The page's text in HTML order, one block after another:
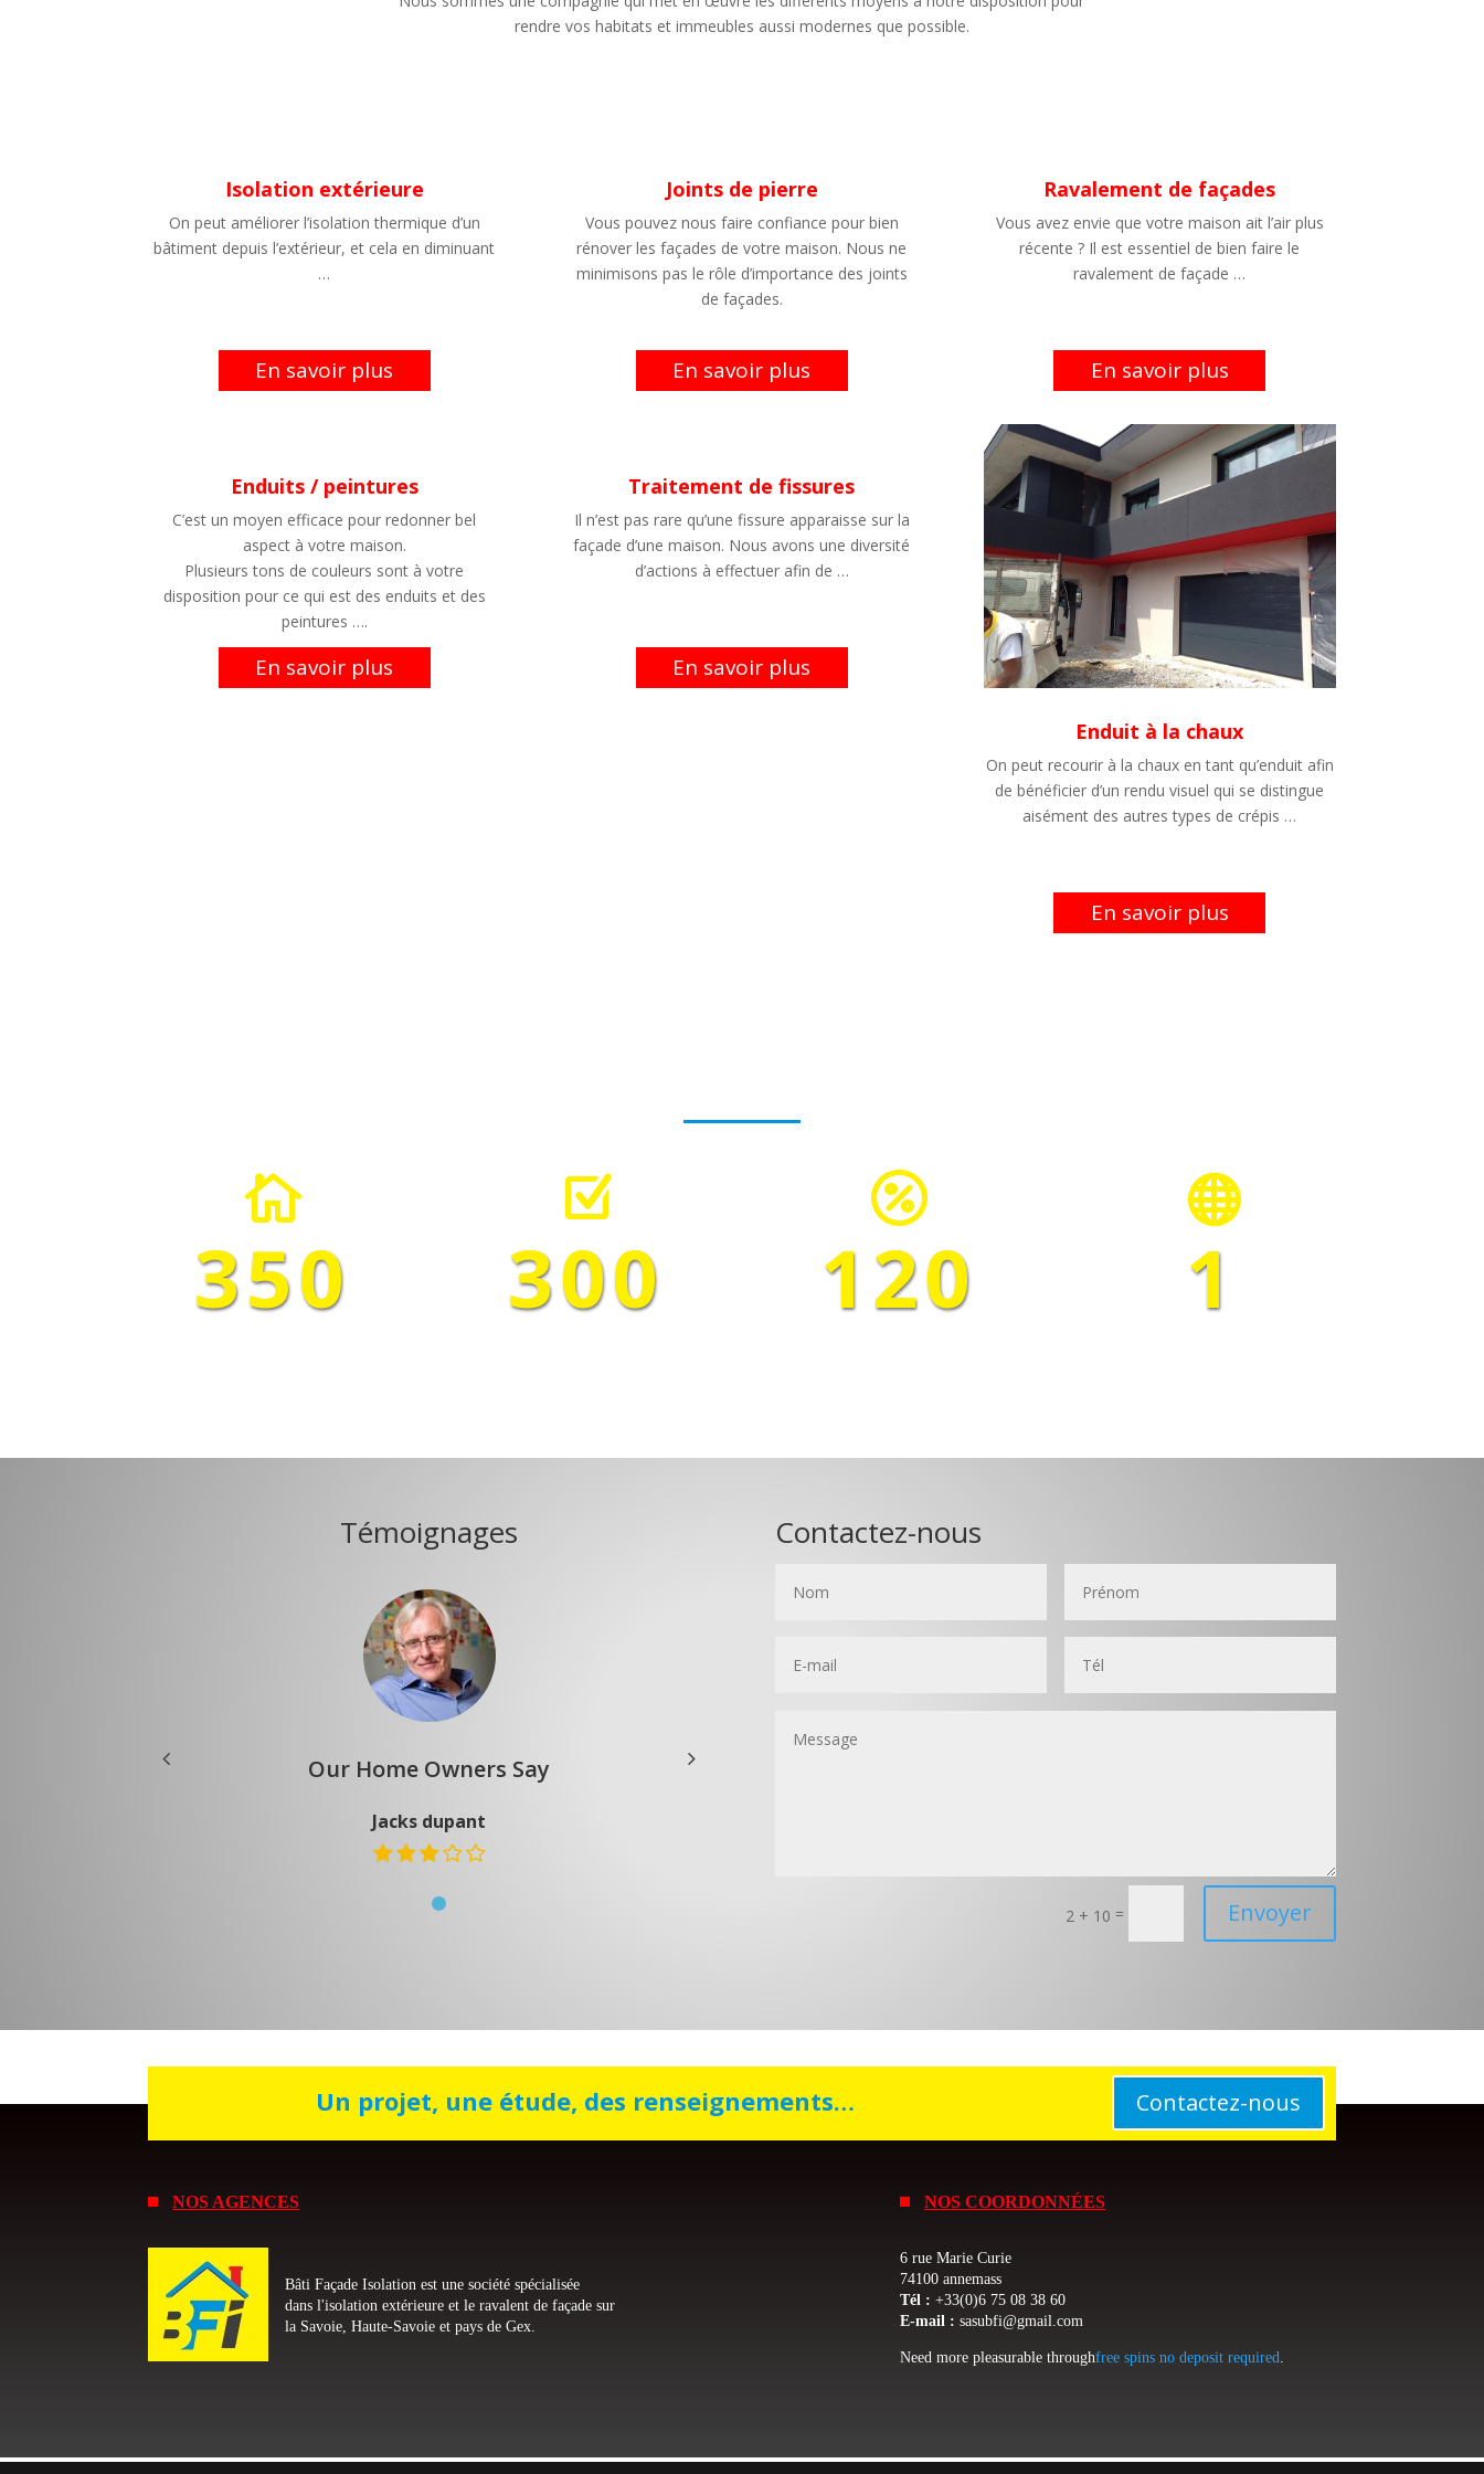
rendre vos habitats et immeubles aussi modernes que possible.
Isolation extérieure
On peut améliorer l’isolation thermique d’un
bâtiment depuis l’extérieur, et cela en diminuant
…
En savoir plus
Enduits / peintures
C’est un moyen efficace pour redonner bel
aspect à votre maison.
Plusieurs tons de couleurs sont à votre
disposition pour ce qui est des enduits et des
peintures ….
En savoir plus
Joints de pierre
Vous pouvez nous faire confiance pour bien
rénover les façades de votre maison. Nous ne
minimisons pas le rôle d’importance des joints
de façades.
En savoir plus
Traitement de fissures
Il n’est pas rare qu’une fissure apparaisse sur la
façade d’une maison. Nous avons une diversité
d’actions à effectuer afin de …
En savoir plus
Ravalement de façades
Vous avez envie que votre maison ait l’air plus
récente ? Il est essentiel de bien faire le
ravalement de façade …
En savoir plus
Enduit à la chaux
On peut recourir à la chaux en tant qu’enduit afin
de bénéficier d’un rendu visuel qui se distingue
aisément des autres types de crépis …
En savoir plus

350
Z
300

120

1
Témoignages
Our Home Owners Say
Jacks dupant
Contactez-nous
2 + 10 = Envoyer
Un projet, une étude, des renseignements…
free spins no deposit required
Contactez-nous
NOS AGENCES
Bâti Façade Isolation est une société spécialisée
dans l'isolation extérieure et le ravalent de façade sur
la Savoie, Haute-Savoie et pays de Gex.
NOS COORDONNÉES
6 rue Marie Curie
74100 annemass
Tél : +33(0)6 75 08 38 60
E-mail : sasubfi@gmail.com
Need more pleasurable throughfree spins no deposit required.